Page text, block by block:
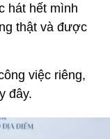
hát hết mình
thật và được
việc riêng,
đây.